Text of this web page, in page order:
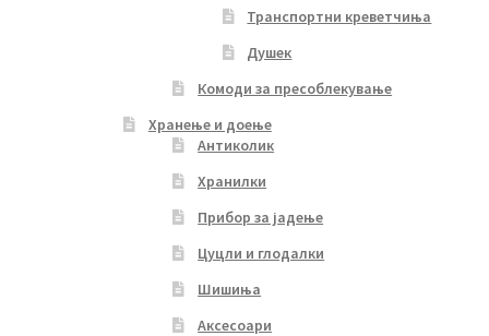
Транспортни креветчиња
Душек
Комоди за пресоблекување
Хранење и доење
Антиколик
Хранилки
Прибор за јадење
Цуцли и глодалки
Шишиња
Аксесоари